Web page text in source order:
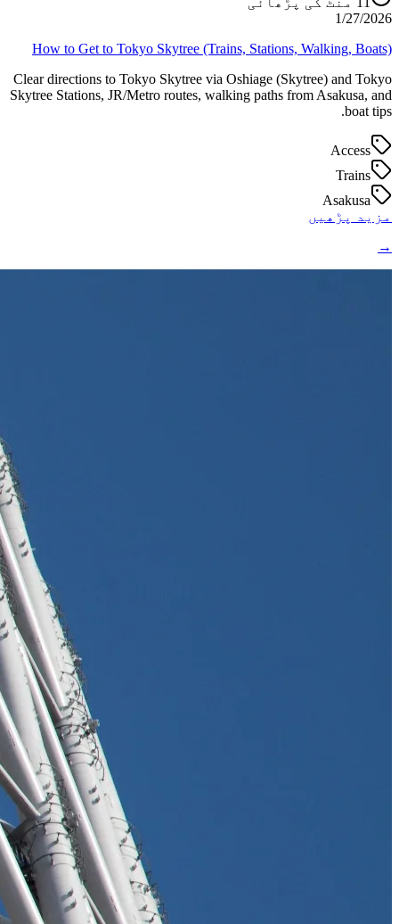
1/27/2026
How to Get to Tokyo Skytree (Trains, Stations, Walking, Boats)
Clear directions to Tokyo Skytree via Oshiage (Skytree) and Tokyo
Skytree Stations, JR/Metro routes, walking paths from Asakusa, and
boat tips.
Access
Trains
Asakusa
مزید پڑھیں
→